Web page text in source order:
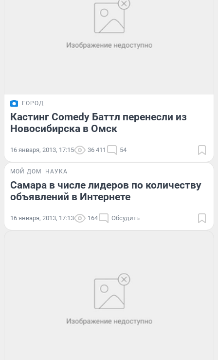
ГОРОД
Кастинг Comedy Баттл перенесли из
Новосибирска в Омск
16 января, 2013, 17:15 36 411 54
МОЙ ДОМ НАУКА
Самара в числе лидеров по количеству
объявлений в Интернете
16 января, 2013, 17:13 164 Обсудить